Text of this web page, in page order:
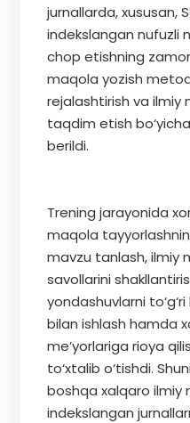
jurnallarda, xususan,
indekslangan nufuzli
chop etishning
maqola yozish
rejalashtirish va ilmiy
taqdim etish
berildi.
Trening jarayonida
maqola
mavzu tanlash,
savollarini
yondashuvlarni
bilan ishlash hamda
me’yorlariga rioya
to‘xtalib o‘tishdi.
boshqa xalqaro ilmiy
indekslangan